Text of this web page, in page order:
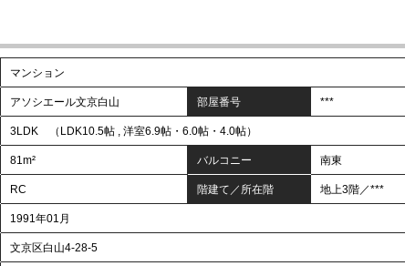
マンション
アソシエール文京白山 部屋番号 ***
3LDK （LDK10.5帖 , 洋室6.9帖・6.0帖・4.0帖）
81m² バルコニー 南東
RC 階建て／所在階 地上3階／***
1991年01月
文京区白山4-28-5